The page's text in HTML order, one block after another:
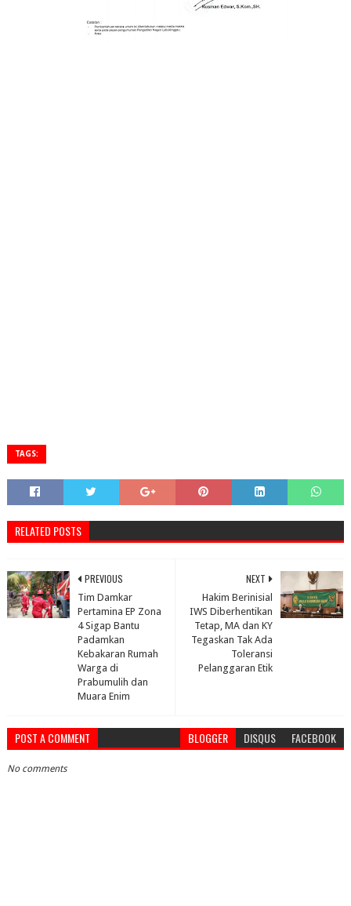
TAGS:
RELATED POSTS
NEXT
Hakim Berinisial
IWS Diberhentikan
Tetap, MA dan KY
Tegaskan Tak Ada
Toleransi
Pelanggaran Etik
PREVIOUS
Tim Damkar
Pertamina EP Zona
4 Sigap Bantu
Padamkan
Kebakaran Rumah
Warga di
Prabumulih dan
Muara Enim
POST A COMMENT BLOGGER DISQUS FACEBOOK
No comments